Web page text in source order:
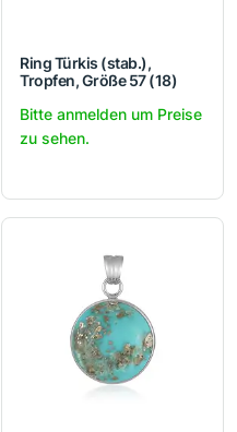
Ring Türkis (stab.),
Tropfen, Größe 57 (18)
Bitte anmelden um Preise
zu sehen.